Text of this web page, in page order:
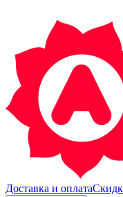
Доставка и оплата